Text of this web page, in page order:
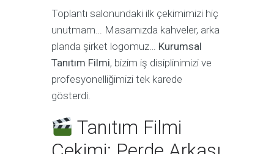
Toplantı salonundaki ilk çekimimizi hiç
unutmam… Masamızda kahveler, arka
planda şirket logomuz… Kurumsal
Tanıtım Filmi, bizim iş disiplinimizi ve
profesyonelliğimizi tek karede
gösterdi.
Tanıtım Filmi